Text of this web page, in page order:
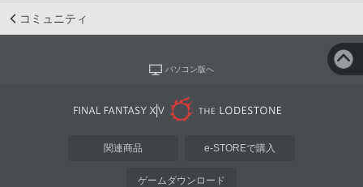
コミュニティ
パソコン版へ
関連商品 e-STOREで購入
ゲームダウンロード